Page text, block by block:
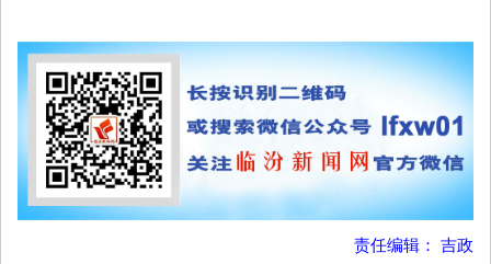
责任编辑： 吉政